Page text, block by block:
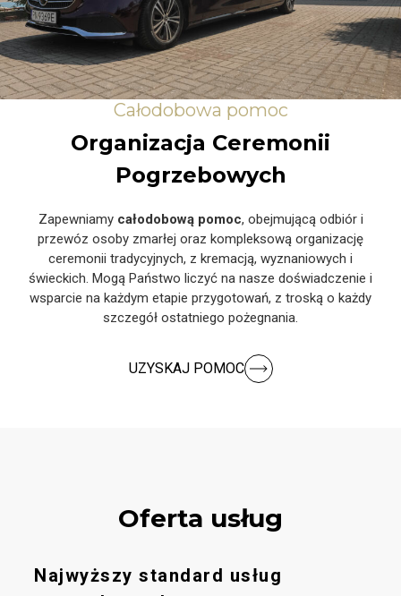
Całodobowa pomoc
Organizacja Ceremonii
Pogrzebowych
Zapewniamy całodobową pomoc, obejmującą odbiór i
przewóz osoby zmarłej oraz kompleksową organizację
ceremonii tradycyjnych, z kremacją, wyznaniowych i
świeckich. Mogą Państwo liczyć na nasze doświadczenie i
wsparcie na każdym etapie przygotowań, z troską o każdy
szczegół ostatniego pożegnania.
UZYSKAJ POMOC
Oferta usług
Najwyższy standard usług